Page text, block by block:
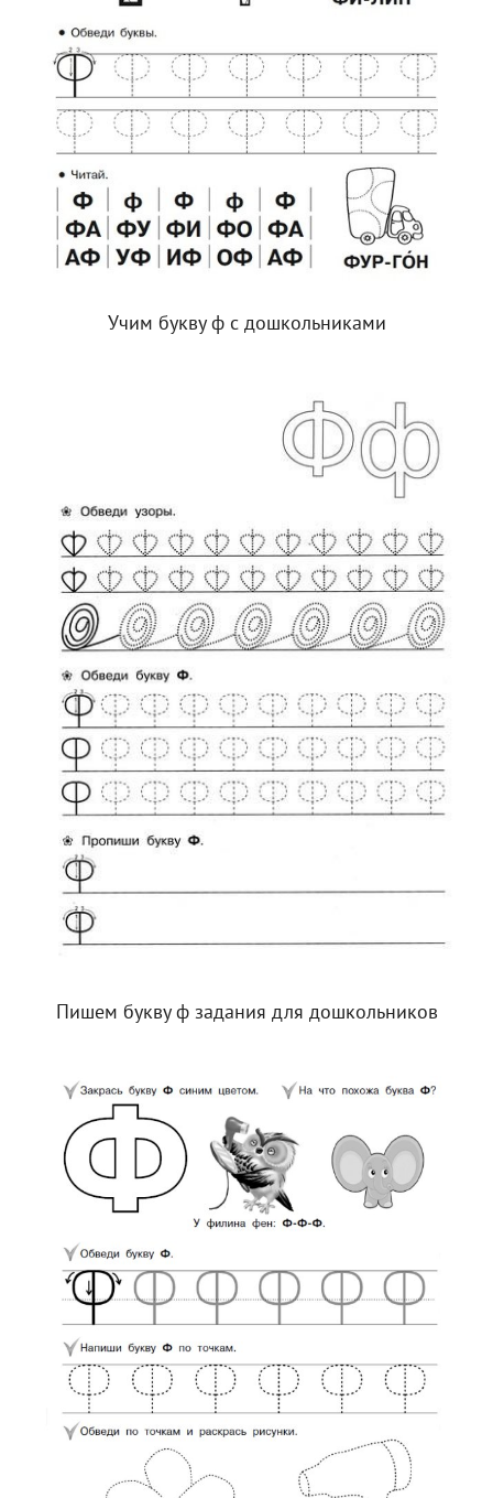
Учим букву ф с дошкольниками
Пишем букву ф задания для дошкольников